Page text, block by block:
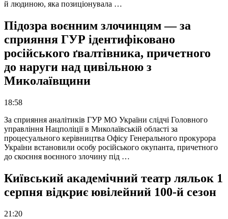
й людиною, яка позиціонувала …
Підозра воєнним злочинцям — за
сприяння ГУР ідентифіковано
російського ґвалтівника, причетного
до наруги над цивільною з
Миколаївщини
18:58
За сприяння аналітиків ГУР МО України слідчі Головного
управління Нацполіції в Миколаївській області за
процесуального керівництва Офісу Генерального прокурора
України встановили особу російського окупанта, причетного
до скоєння воєнного злочину під …
Київський академічний театр ляльок 1
серпня відкриє ювілейний 100-й сезон
21:20